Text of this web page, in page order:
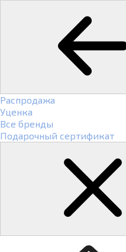
Распродажа
Уценка
Все бренды
Подарочный сертификат